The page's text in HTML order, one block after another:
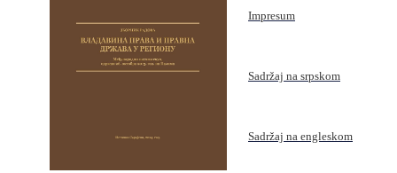
Impresum
Sadržaj na srpskom
Sadržaj na engleskom